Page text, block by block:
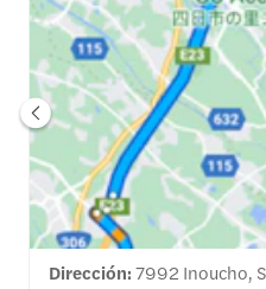
Dirección:7992 Inoucho,